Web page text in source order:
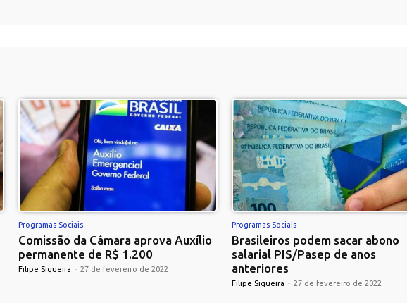
Programas Sociais
Comissão da Câmara aprova Auxílio
permanente de R$ 1.200
Filipe Siqueira - 27 de fevereiro de 2022
Programas Sociais
Brasileiros podem sacar abono
salarial PIS/Pasep de anos
anteriores
Filipe Siqueira - 27 de fevereiro de 2022